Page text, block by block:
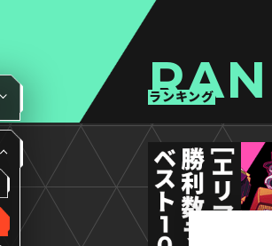
ランキング